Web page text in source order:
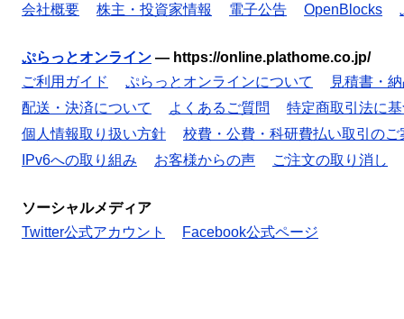
会社概要
株主・投資家情報 電子公告 OpenBlocks
ぷらっとオンライン — https://online.plathome.co.jp/
ご利用ガイド
ぷらっとオンラインについて
見積書・
配送・決済について
よくあるご質問
特定商取引法に
個人情報取り扱い方針
校費・公費・科研費払い取引のご
IPv6への取り組み
お客様からの声 ご注文の取り消し
ソーシャルメディア
Twitter公式アカウント
Facebook公式ページ